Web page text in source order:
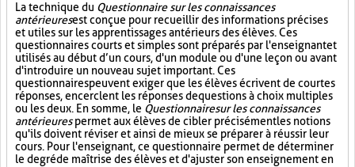
La technique du Questionnaire sur les connaissances
antérieuresest conçue pour recueillir des informations précises
et utiles sur les apprentissages antérieurs des élèves. Ces
questionnaires courts et simples sont préparés par l'enseignant et
utilisés au début d’un cours, d'un module ou d'une leçon ou avant
d'introduire un nouveau sujet important. Ces
questionnaires peuvent exiger que les élèves écrivent de courtes
réponses, encerclent les réponses de questions à choix multiples
ou les deux. En somme, le Questionnaire sur les connaissances
antérieurespermet aux élèves de cibler précisément les notions
qu'ils doivent réviser et ainsi de mieux se préparer à réussir leur
cours. Pour l'enseignant, ce questionnaire permet de déterminer
le degré de maîtrise des élèves et d'ajuster son enseignement en